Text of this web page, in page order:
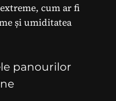
cum ar fi
și umiditatea
panourilor